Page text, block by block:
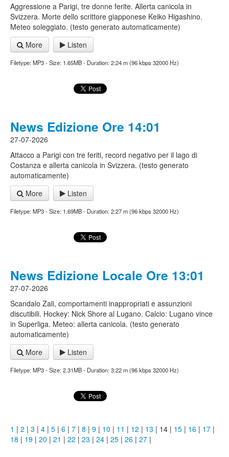
Aggressione a Parigi, tre donne ferite. Allerta canicola in
Svizzera. Morte dello scrittore giapponese Keiko Higashino.
Meteo soleggiato. (testo generato automaticamente)
More
Listen
Filetype: MP3 - Size: 1.65MB - Duration: 2:24 m (96 kbps 32000 Hz)
News Edizione Ore 14:01
27-07-2026
Attacco a Parigi con tre feriti, record negativo per il lago di
Costanza e allerta canicola in Svizzera. (testo generato
automaticamente)
More
Listen
Filetype: MP3 - Size: 1.69MB - Duration: 2:27 m (96 kbps 32000 Hz)
News Edizione Locale Ore 13:01
27-07-2026
Scandalo Zali, comportamenti inappropriati e assunzioni
discutibili. Hockey: Nick Shore al Lugano. Calcio: Lugano vince
in Superliga. Meteo: allerta canicola. (testo generato
automaticamente)
More
Listen
Filetype: MP3 - Size: 2.31MB - Duration: 3:22 m (96 kbps 32000 Hz)
1 | 2 | 3 | 4 | 5 | 6 | 7 | 8 | 9 | 10 | 11 | 12 | 13 | 14 | 15 | 16 | 17 |
18 | 19 | 20 | 21 | 22 | 23 | 24 | 25 | 26 | 27 |